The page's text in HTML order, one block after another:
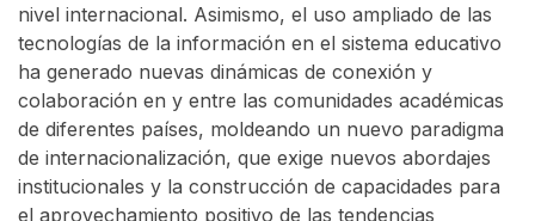
nivel internacional. Asimismo, el uso ampliado de las
tecnologías de la información en el sistema educativo
ha generado nuevas dinámicas de conexión y
colaboración en y entre las comunidades académicas
de diferentes países, moldeando un nuevo paradigma
de internacionalización, que exige nuevos abordajes
institucionales y la construcción de capacidades para
el aprovechamiento positivo de las tendencias